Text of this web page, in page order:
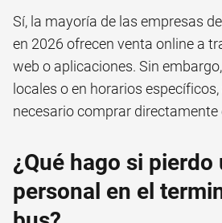
Sí, la mayoría de las empresas
en 2026 ofrecen venta online a
web o aplicaciones. Sin
locales o en horarios específicos,
necesario comprar directamente
¿Qué hago si pierdo
personal en el